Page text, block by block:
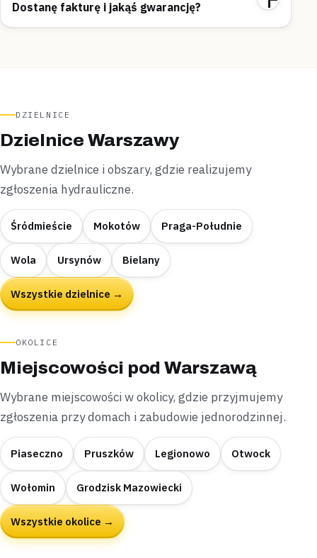
Dostanę fakturę i jakąś gwarancję?
DZIELNICE
Dzielnice Warszawy
Wybrane dzielnice i obszary, gdzie realizujemy
zgłoszenia hydrauliczne.
Śródmieście Mokotów Praga-Południe
Wola Ursynów Bielany
Wszystkie dzielnice →
OKOLICE
Miejscowości pod Warszawą
Wybrane miejscowości w okolicy, gdzie przyjmujemy
zgłoszenia przy domach i zabudowie jednorodzinnej.
Piaseczno Pruszków Legionowo Otwock
Wołomin Grodzisk Mazowiecki
Wszystkie okolice →